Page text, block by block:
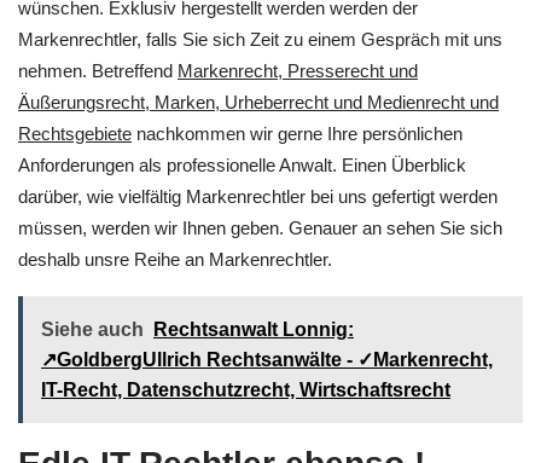
wünschen. Exklusiv hergestellt werden werden der
Markenrechtler, falls Sie sich Zeit zu einem Gespräch mit uns
nehmen. Betreffend Markenrecht, Presserecht und
Äußerungsrecht, Marken, Urheberrecht und Medienrecht und
Rechtsgebiete nachkommen wir gerne Ihre persönlichen
Anforderungen als professionelle Anwalt. Einen Überblick
darüber, wie vielfältig Markenrechtler bei uns gefertigt werden
müssen, werden wir Ihnen geben. Genauer an sehen Sie sich
deshalb unsre Reihe an Markenrechtler.
Siehe auch
Rechtsanwalt Lonnig:
↗️GoldbergUllrich Rechtsanwälte - ✓Markenrecht,
IT-Recht, Datenschutzrecht, Wirtschaftsrecht